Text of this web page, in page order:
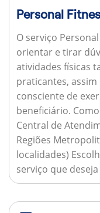
Personal
O serviço
orientar e tirar
atividades físicas
praticantes,
consciente de
beneficiário.
Central de
Regiões
localidades)
serviço que